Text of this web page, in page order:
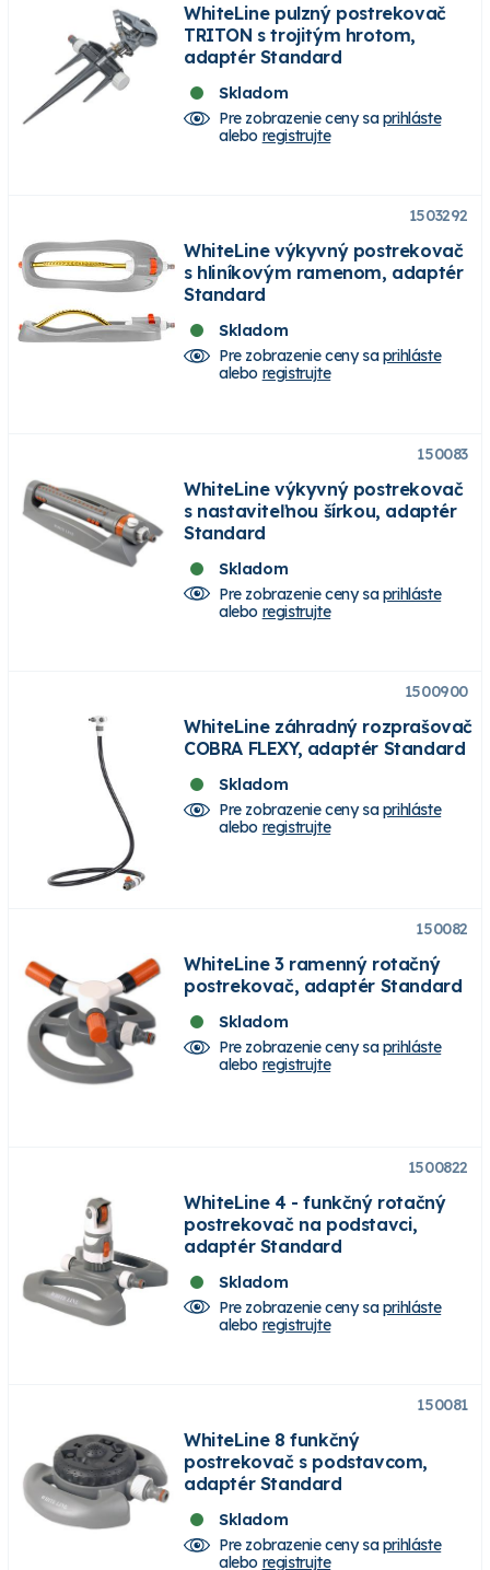
WhiteLine pulzný postrekovač
TRITON s trojitým hrotom,
adaptér Standard
Skladom
Pre zobrazenie ceny saprihláste
alebo registrujte
1503292
WhiteLine výkyvný postrekovač
s hliníkovým ramenom, adaptér
Standard
Skladom
Pre zobrazenie ceny saprihláste
alebo registrujte
150083
WhiteLine výkyvný postrekovač
s nastaviteľnou šírkou, adaptér
Standard
Skladom
Pre zobrazenie ceny saprihláste
alebo registrujte
1500900
WhiteLine záhradný rozprašovač
COBRA FLEXY, adaptér Standard
Skladom
Pre zobrazenie ceny saprihláste
alebo registrujte
150082
WhiteLine 3 ramenný rotačný
postrekovač, adaptér Standard
Skladom
Pre zobrazenie ceny saprihláste
alebo registrujte
1500822
WhiteLine 4 - funkčný rotačný
postrekovač na podstavci,
adaptér Standard
Skladom
Pre zobrazenie ceny saprihláste
alebo registrujte
150081
WhiteLine 8 funkčný
postrekovač s podstavcom,
adaptér Standard
Skladom
Pre zobrazenie ceny saprihláste
alebo registrujte